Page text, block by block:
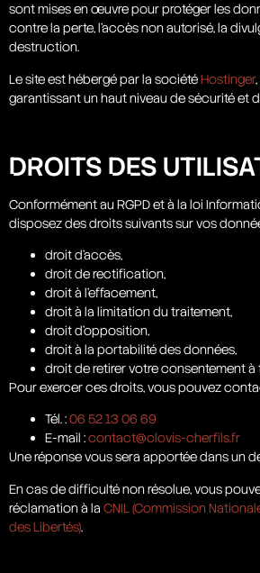
sont mises en œuvre pour protéger les
contre la perte, l’accès non autorisé, la
destruction.
Le site est hébergé par la sociétéHostinger
garantissant un haut niveau de sécurité et
DROITS DES
Conformément au RGPD et à la loi
disposez des droits suivants sur vos
droit d’accès,
droit de rectification,
droit à l’effacement,
droit à la limitation du traitement,
droit d’opposition,
droit à la portabilité des données,
droit de retirer votre consentement à
Pour exercer ces droits, vous pouvez
Tél. :06 52 13 06 69
E-mail :contact@clovis-cherfils.fr
Une réponse vous sera apportée dans un
En cas de difficulté non résolue, vous
réclamation à la CNIL (Commission
des Libertés).